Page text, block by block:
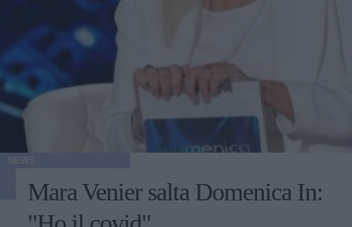
Mara Venier salta Domenica In: